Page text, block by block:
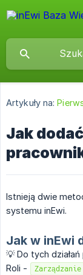
Artykuły na:
Jak
Istnieją dwie
systemu inEwi.
Jak w inEwi
💡 Do tych
Roli -